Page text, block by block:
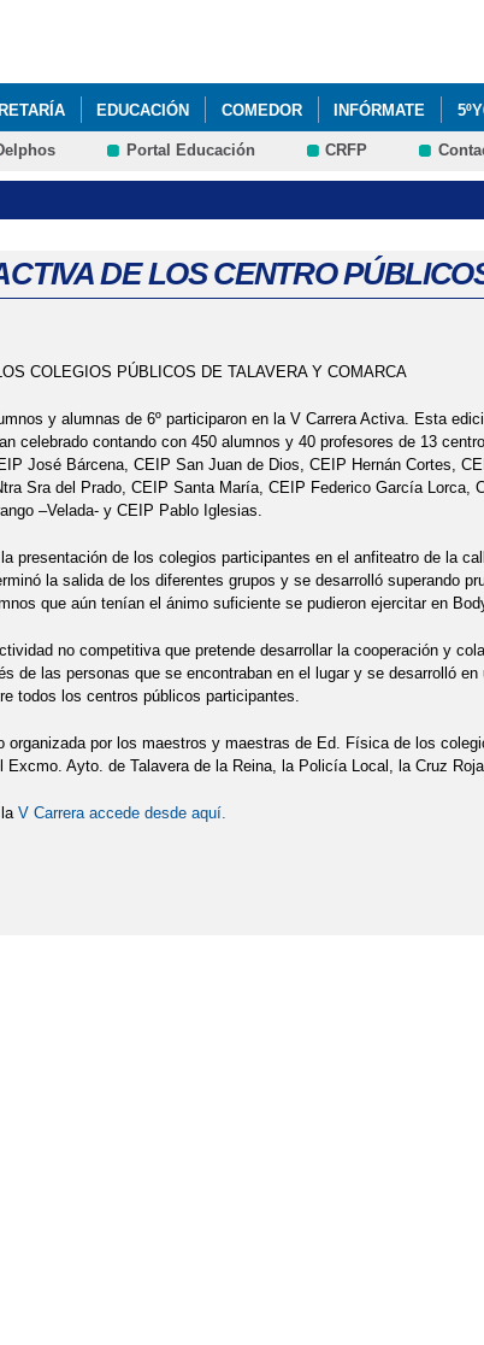
EDUCACIÓN COMEDOR INFÓRMATE
Portal Educación CRFP
DE LOS CENTRO
COLEGIOS PÚBLICOS DE TALAVERA Y COMARCA
y alumnas de 6º participaron en la V Carrera Activa. Esta
celebrado contando con 450 alumnos y 40 profesores de 13
José Bárcena, CEIP San Juan de Dios, CEIP Hernán Cortes,
Sra del Prado, CEIP Santa María, CEIP Federico García Lorca,
–Velada- y CEIP Pablo Iglesias.
presentación de los colegios participantes en el anfiteatro de la
la salida de los diferentes grupos y se desarrolló superando
que aún tenían el ánimo suficiente se pudieron ejercitar en
no competitiva que pretende desarrollar la cooperación y
de las personas que se encontraban en el lugar y se desarrolló
todos los centros públicos participantes.
organizada por los maestros y maestras de Ed. Física de los
Excmo. Ayto. de Talavera de la Reina, la Policía Local, la Cruz
V Carrera accede desde aquí.